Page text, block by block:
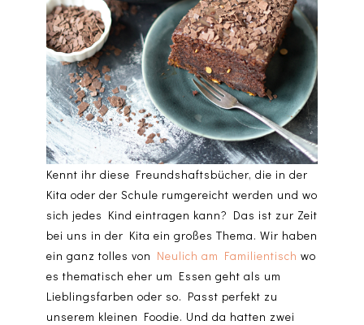
Kennt ihr diese Freundshaftsbücher, die in der
Kita oder der Schule rumgereicht werden und wo
sich jedes Kind eintragen kann? Das ist zur Zeit
bei uns in der Kita ein großes Thema. Wir haben
ein ganz tolles von Neulich am Familientisch wo
es thematisch eher um Essen geht als um
Lieblingsfarben oder so. Passt perfekt zu
unserem kleinen Foodie. Und da hatten zwei